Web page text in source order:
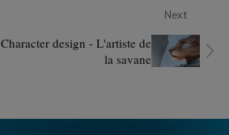
Next
Character design - L'artiste de
la savane